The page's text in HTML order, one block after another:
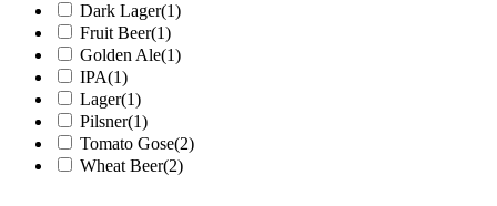
Dark Lager(1)
Fruit Beer(1)
Golden Ale(1)
IPA(1)
Lager(1)
Pilsner(1)
Tomato Gose(2)
Wheat Beer(2)